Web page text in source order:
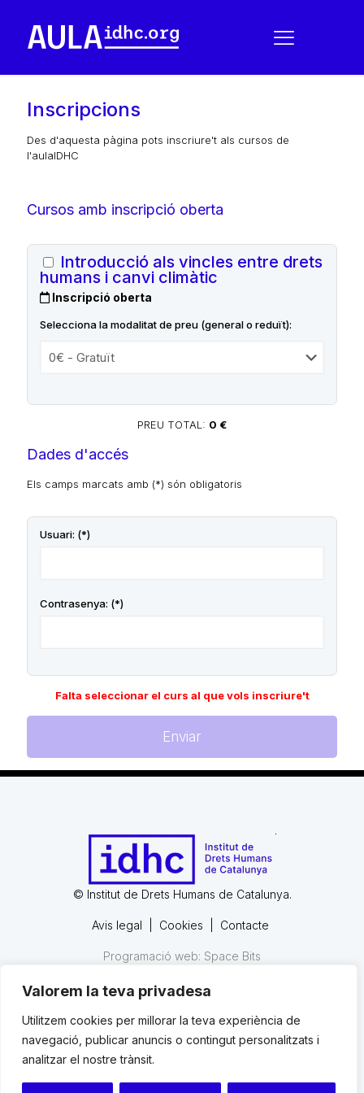
Valorem la teva privadesa
Utilitzem cookies per millorar la teva experiència de
navegació, publicar anuncis o contingut personalitzats i
analitzar el nostre trànsit.
Inscripcions
Des d'aquesta pàgina pots inscriure't als cursos de
l'aulaIDHC
Cursos amb inscripció oberta
Introducció als vincles entre drets
humans i canvi climàtic
Inscripció oberta
Selecciona la modalitat de preu (general o reduït):
PREU TOTAL: 0 €
Dades d'accés
Els camps marcats amb (*) són obligatoris
Usuari: (*)
Contrasenya: (*)
Falta seleccionar el curs al que vols inscriure't
© Institut de Drets Humans de Catalunya.
Avis legal Cookies Contacte
Programació web: Space Bits
© Institut de Drets Humans de Catalunya.
|Contacte
Programació web: Space Bits